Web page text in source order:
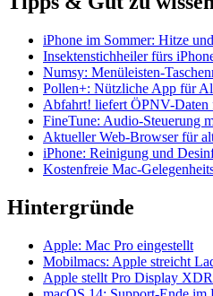
iPhone im Sommer: Hitze
Insektenstichheiler fürs
Numsy: Menüleisten-
Pollen+: Nützliche App für
Abfahrt! liefert ÖPNV-Daten
FineTune: Audio-Steuerung
Aktueller Web-Browser für
iPhone: Reinigung und
Kostenfreie Mac-
Hintergründe
Apple: Mac Pro eingestellt
Mobilmacs: Apple streicht
Apple stellt Pro Display